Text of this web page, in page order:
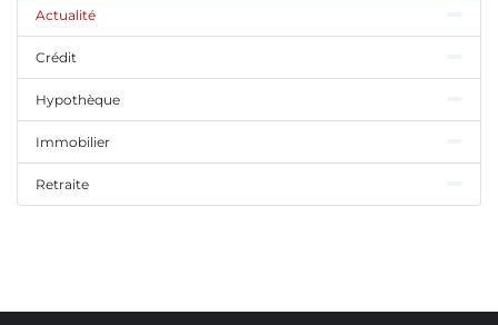
Actualité
Crédit
Hypothèque
Immobilier
Retraite